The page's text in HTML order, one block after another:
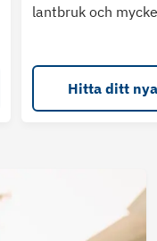
lantbruk och
Hitta ditt